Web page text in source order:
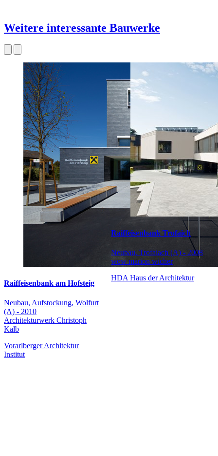
Weitere interessante Bauwerke
Raiffeisenbank am Hofsteig
Neubau, Aufstockung, Wolfurt
(A) - 2010
Architekturwerk Christoph
Kalb
Vorarlberger Architektur
Institut
Raiffeisenbank Trofaich
Neubau, Trofaiach (A) - 2008
wow marion wicher
HDA Haus der Architektur